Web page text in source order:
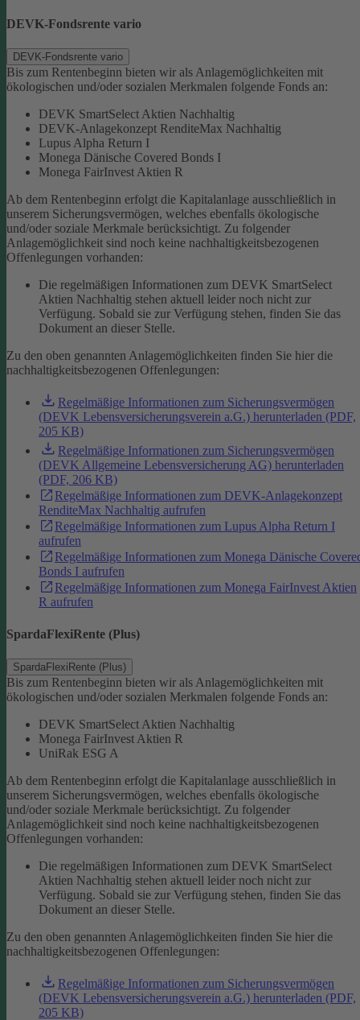
DEVK-Fondsrente vario
DEVK-Fondsrente vario
Bis zum Rentenbeginn bieten wir als Anlagemöglichkeiten mit
ökologischen und/oder sozialen Merkmalen folgende Fonds an:
DEVK SmartSelect Aktien Nachhaltig
DEVK-Anlagekonzept RenditeMax Nachhaltig
Lupus Alpha Return I
Monega Dänische Covered Bonds I
Monega FairInvest Aktien R
Ab dem Rentenbeginn erfolgt die Kapitalanlage ausschließlich in
unserem Sicherungsvermögen, welches ebenfalls ökologische
und/oder soziale Merkmale berücksichtigt. Zu folgender
Anlagemöglichkeit sind noch keine nachhaltigkeitsbezogenen
Offenlegungen vorhanden:
Die regelmäßigen Informationen zum DEVK SmartSelect
Aktien Nachhaltig stehen aktuell leider noch nicht zur
Verfügung. Sobald sie zur Verfügung stehen, finden Sie das
Dokument an dieser Stelle.
Zu den oben genannten Anlagemöglichkeiten finden Sie hier die
nachhaltigkeitsbezogenen Offenlegungen:
Regelmäßige Informationen zum Sicherungsvermögen
(DEVK Lebensversicherungsverein a.G.) herunterladen (PDF,
205 KB)
Regelmäßige Informationen zum Sicherungsvermögen
(DEVK Allgemeine Lebensversicherung AG) herunterladen
(PDF, 206 KB)
Regelmäßige Informationen zum DEVK-Anlagekonzept
RenditeMax Nachhaltig aufrufen
Regelmäßige Informationen zum Lupus Alpha Return I
aufrufen
Regelmäßige Informationen zum Monega Dänische
Bonds I aufrufen
Regelmäßige Informationen zum Monega FairInvest Aktien
R aufrufen
SpardaFlexiRente (Plus)
SpardaFlexiRente (Plus)
Bis zum Rentenbeginn bieten wir als Anlagemöglichkeiten mit
ökologischen und/oder sozialen Merkmalen folgende Fonds an:
DEVK SmartSelect Aktien Nachhaltig
Monega FairInvest Aktien R
UniRak ESG A
Ab dem Rentenbeginn erfolgt die Kapitalanlage ausschließlich in
unserem Sicherungsvermögen, welches ebenfalls ökologische
und/oder soziale Merkmale berücksichtigt. Zu folgender
Anlagemöglichkeit sind noch keine nachhaltigkeitsbezogenen
Offenlegungen vorhanden:
Die regelmäßigen Informationen zum DEVK SmartSelect
Aktien Nachhaltig stehen aktuell leider noch nicht zur
Verfügung. Sobald sie zur Verfügung stehen, finden Sie das
Dokument an dieser Stelle.
Zu den oben genannten Anlagemöglichkeiten finden Sie hier die
nachhaltigkeitsbezogenen Offenlegungen:
Regelmäßige Informationen zum Sicherungsvermögen
(DEVK Lebensversicherungsverein a.G.) herunterladen (PDF,
205 KB)